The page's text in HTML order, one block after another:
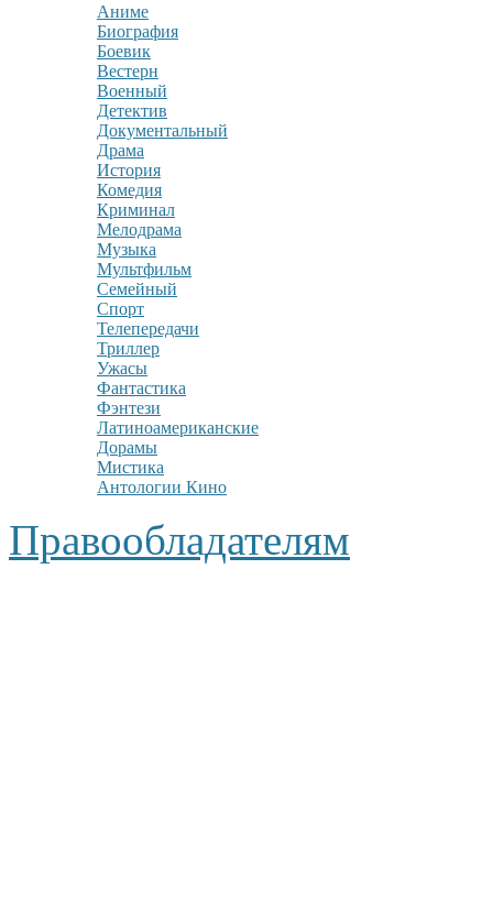
Аниме
Биография
Боевик
Вестерн
Военный
Детектив
Документальный
Драма
История
Комедия
Криминал
Мелодрама
Музыка
Мультфильм
Семейный
Спорт
Телепередачи
Триллер
Ужасы
Фантастика
Фэнтези
Латиноамериканские
Дорамы
Мистика
Антологии Кино
Правообладателям